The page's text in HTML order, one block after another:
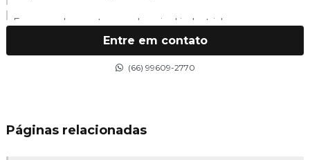
Empresa de montagem de painel industrial
Empresa de projeto elétrico
Entre em contato
(66) 99609-2770
Páginas relacionadas